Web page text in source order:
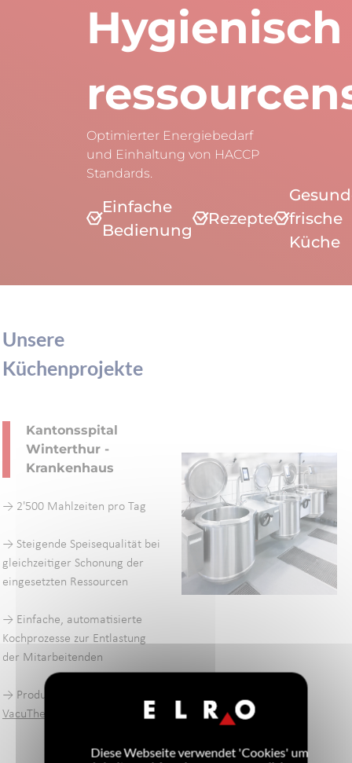
Optimierter Energiebedarf
und Einhaltung von HACCP
Standards.
Einfache
Bedienung
Rezepte
frische
Küche
Unsere
Küchenprojekte
Kantonsspital
Winterthur -
Krankenhaus
→ 2'500 Mahlzeiten pro Tag
→ Steigende Speisequalität bei
gleichzeitiger Schonung der
eingesetzten Ressourcen
→ Einfache, automatisierte
Kochprozesse zur Entlastung
der Mitarbeitenden
→ Produkte im Einsatz:
VacuTherm
Diese Webseite verwendet 'Cookies' um